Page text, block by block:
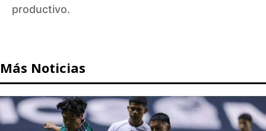
productivo.
Más Noticias